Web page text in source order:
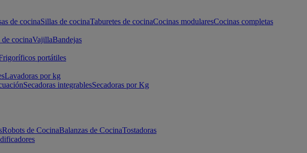
de cocinaSillas de cocinaTaburetes de cocinaCocinas modularesCocinas completas
cocinaVajillaBandejas
portátiles
Lavadoras por kg
Secadoras integrablesSecadoras por Kg
Robots de CocinaBalanzas de CocinaTostadoras